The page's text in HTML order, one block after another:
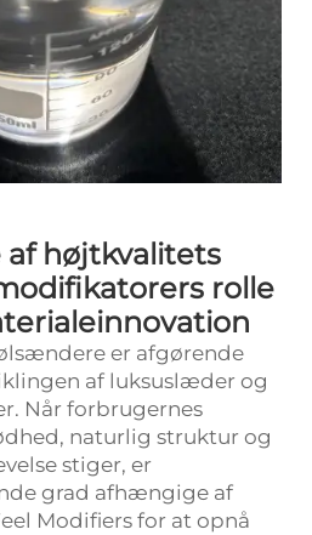
af højtkvalitets
rolle
er afgørende
af luksuslæder og
Når forbrugernes
naturlig struktur og
stiger, er
grad afhængige af
Modifiers for at opnå